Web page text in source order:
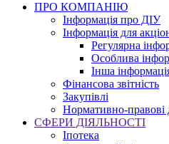
ПРО КОМПАНІЮ
Інформація про ДІУ
Інформація для
Регулярна
Особлива
Інша
Фінансова звітність
Закупівлі
Нормативно-правові
СФЕРИ ДІЯЛЬНОСТІ
Іпотека